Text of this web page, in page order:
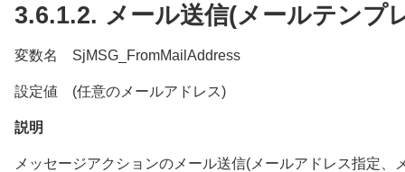
3.6.1.2. メール送信(メールテンプ
変数名 SjMSG_FromMailAddress
設定値 (任意のメールアドレス)
説明
メッセージアクションのメール送信(メールアドレス指定